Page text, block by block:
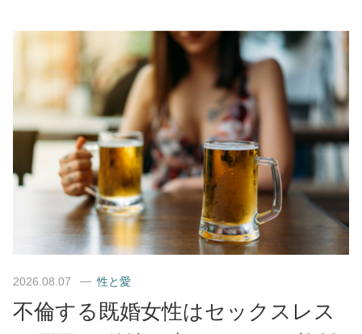
2026.08.07 性と愛
不倫する既婚女性はセックスレス